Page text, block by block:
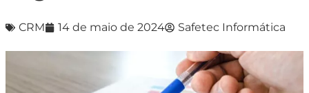
CRM 14 de maio de 2024 Safetec Informática